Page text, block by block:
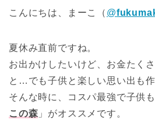
こんにちは、まーこ（ @
夏休み直前ですね。
お出かけしたいけど、お金たく
と…でも子供と楽しい思い出も作
そんな時に、コスパ最強で子供
この森 」がオススメです。